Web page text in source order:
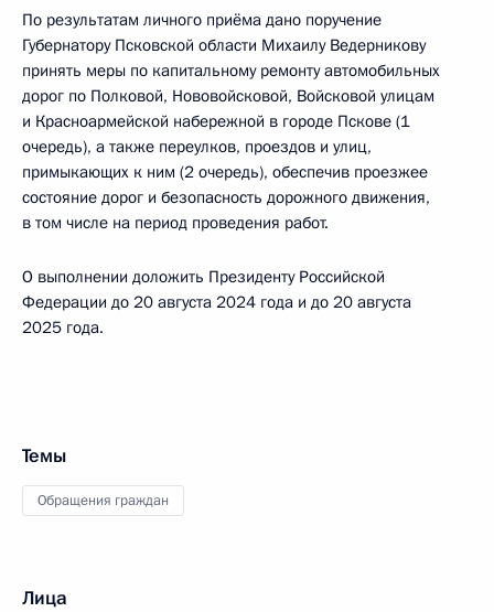
По результатам личного приёма дано поручение
Губернатору Псковской области Михаилу Ведерникову
принять меры по капитальному ремонту автомобильных
дорог по Полковой, Нововойсковой, Войсковой улицам
и Красноармейской набережной в городе Пскове (1
очередь), а также переулков, проездов и улиц,
примыкающих к ним (2 очередь), обеспечив проезжее
состояние дорог и безопасность дорожного движения,
в том числе на период проведения работ.
О выполнении доложить Президенту Российской
Федерации до 20 августа 2024 года и до 20 августа
2025 года.
Темы
Обращения граждан
Лица